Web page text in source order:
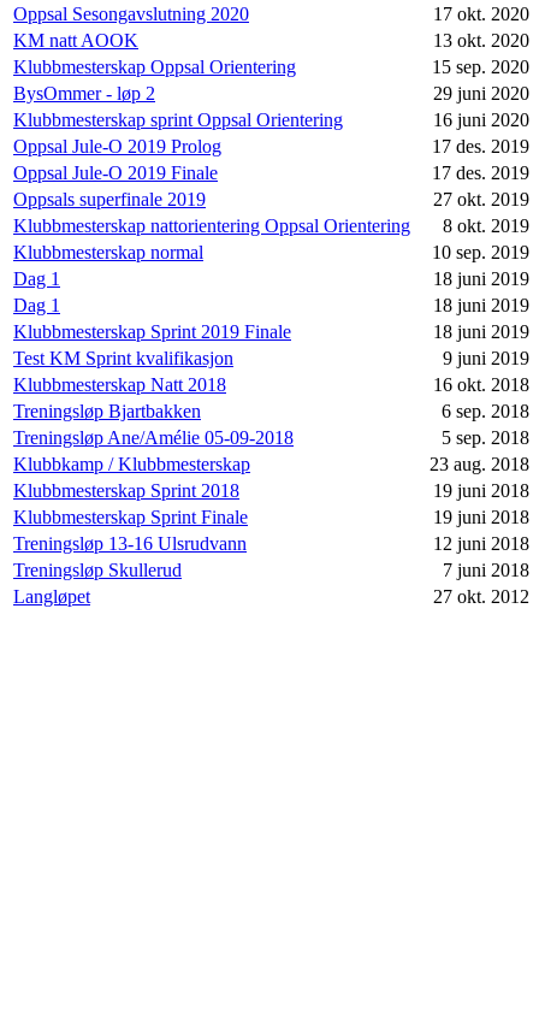
Oppsal Sesongavslutning 2020
17 okt. 2020
KM natt AOOK
13 okt. 2020
Klubbmesterskap Oppsal Orientering
15 sep. 2020
BysOmmer - løp 2
29 juni 2020
Klubbmesterskap sprint Oppsal Orientering
16 juni 2020
Oppsal Jule-O 2019 Prolog
17 des. 2019
Oppsal Jule-O 2019 Finale
17 des. 2019
Oppsals superfinale 2019
27 okt. 2019
Klubbmesterskap nattorientering Oppsal Orientering
8 okt. 2019
Klubbmesterskap normal
10 sep. 2019
Dag 1
18 juni 2019
Dag 1
18 juni 2019
Klubbmesterskap Sprint 2019 Finale
18 juni 2019
Test KM Sprint kvalifikasjon
9 juni 2019
Klubbmesterskap Natt 2018
16 okt. 2018
Treningsløp Bjartbakken
6 sep. 2018
Treningsløp Ane/Amélie 05-09-2018
5 sep. 2018
Klubbkamp / Klubbmesterskap
23 aug. 2018
Klubbmesterskap Sprint 2018
19 juni 2018
Klubbmesterskap Sprint Finale
19 juni 2018
Treningsløp 13-16 Ulsrudvann
12 juni 2018
Treningsløp Skullerud
7 juni 2018
Langløpet
27 okt. 2012